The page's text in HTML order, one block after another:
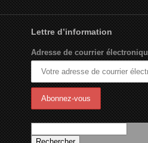
Lettre d’information
Adresse de courrier